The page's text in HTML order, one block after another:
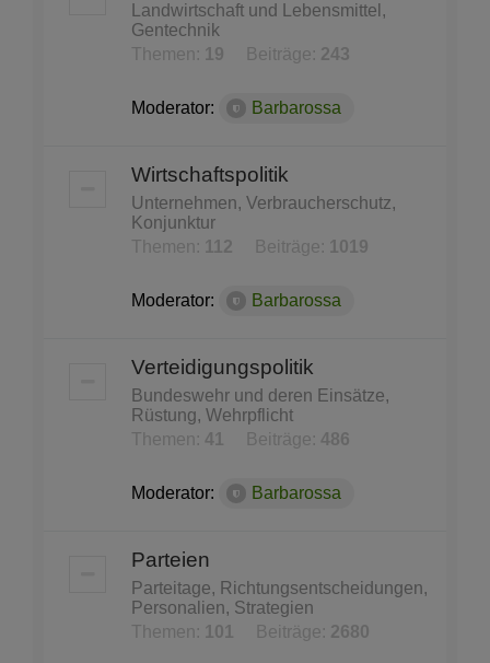
Landwirtschaft und Lebensmittel,
Gentechnik
Themen:
19 Beiträge: 243
Moderator: Barbarossa
Wirtschaftspolitik
Unternehmen, Verbraucherschutz,
Konjunktur
Themen:
112 Beiträge: 1019
Moderator: Barbarossa
Verteidigungspolitik
Bundeswehr und deren Einsätze,
Rüstung, Wehrpflicht
Themen: 41 Beiträge: 486
Moderator: Barbarossa
Parteien
Parteitage, Richtungsentscheidungen,
Personalien, Strategien
Themen:
101 Beiträge: 2680